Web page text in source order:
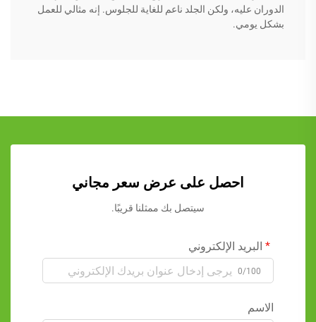
الدوران عليه، ولكن الجلد ناعم للغاية للجلوس. إنه مثالي للعمل
بشكل يومي.
احصل على عرض سعر مجاني
سيتصل بك ممثلنا قريبًا.
البريد الإلكتروني
0/100
الاسم